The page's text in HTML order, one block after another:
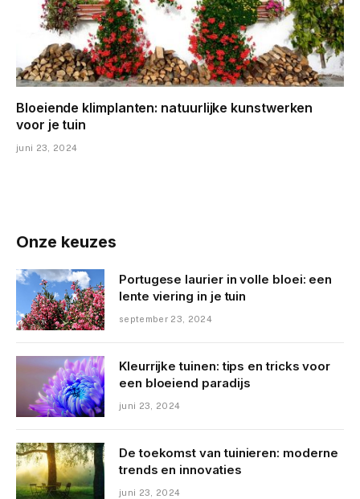
Bloeiende klimplanten: natuurlijke kunstwerken
voor je tuin
juni 23, 2024
Onze keuzes
Portugese laurier in volle bloei: een
lente viering in je tuin
september 23, 2024
Kleurrijke tuinen: tips en tricks voor
een bloeiend paradijs
juni 23, 2024
De toekomst van tuinieren: moderne
trends en innovaties
juni 23, 2024